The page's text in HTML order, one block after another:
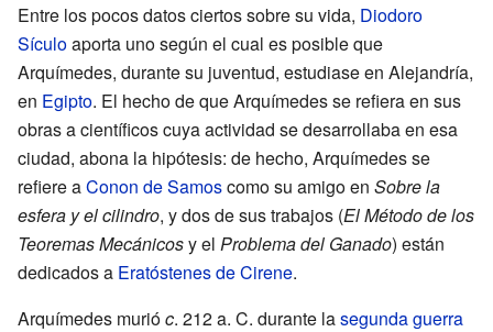
Entre los pocos datos ciertos sobre su vida, Diodoro
Sículoaporta uno según el cual es posible que
Arquímedes, durante su juventud, estudiase en Alejandría,
en Egipto. El hecho de que Arquímedes se refiera en sus
obras a científicos cuya actividad se desarrollaba en esa
ciudad, abona la hipótesis: de hecho, Arquímedes se
refiere aConon de Samoscomo su amigo en Sobre la
esfera y el cilindro, y dos de sus trabajos (El Método de los
Teoremas Mecánicosy el Problema del Ganado) están
dedicados a Eratóstenes de Cirene.
Arquímedes murióc. 212 a. C. durante lasegunda guerra